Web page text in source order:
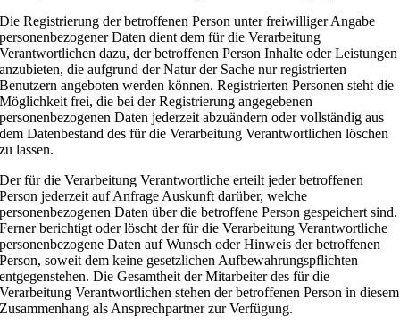
Die Registrierung der betroffenen Person unter freiwilliger Angabe
personenbezogener Daten dient dem für die Verarbeitung
Verantwortlichen dazu, der betroffenen Person Inhalte oder Leistungen
anzubieten, die aufgrund der Natur der Sache nur registrierten
Benutzern angeboten werden können. Registrierten Personen steht die
Möglichkeit frei, die bei der Registrierung angegebenen
personenbezogenen Daten jederzeit abzuändern oder vollständig aus
dem Datenbestand des für die Verarbeitung Verantwortlichen löschen
zu lassen.
Der für die Verarbeitung Verantwortliche erteilt jeder betroffenen
Person jederzeit auf Anfrage Auskunft darüber, welche
personenbezogenen Daten über die betroffene Person gespeichert sind.
Ferner berichtigt oder löscht der für die Verarbeitung Verantwortliche
personenbezogene Daten auf Wunsch oder Hinweis der betroffenen
Person, soweit dem keine gesetzlichen Aufbewahrungspflichten
entgegenstehen. Die Gesamtheit der Mitarbeiter des für die
Verarbeitung Verantwortlichen stehen der betroffenen Person in diesem
Zusammenhang als Ansprechpartner zur Verfügung.